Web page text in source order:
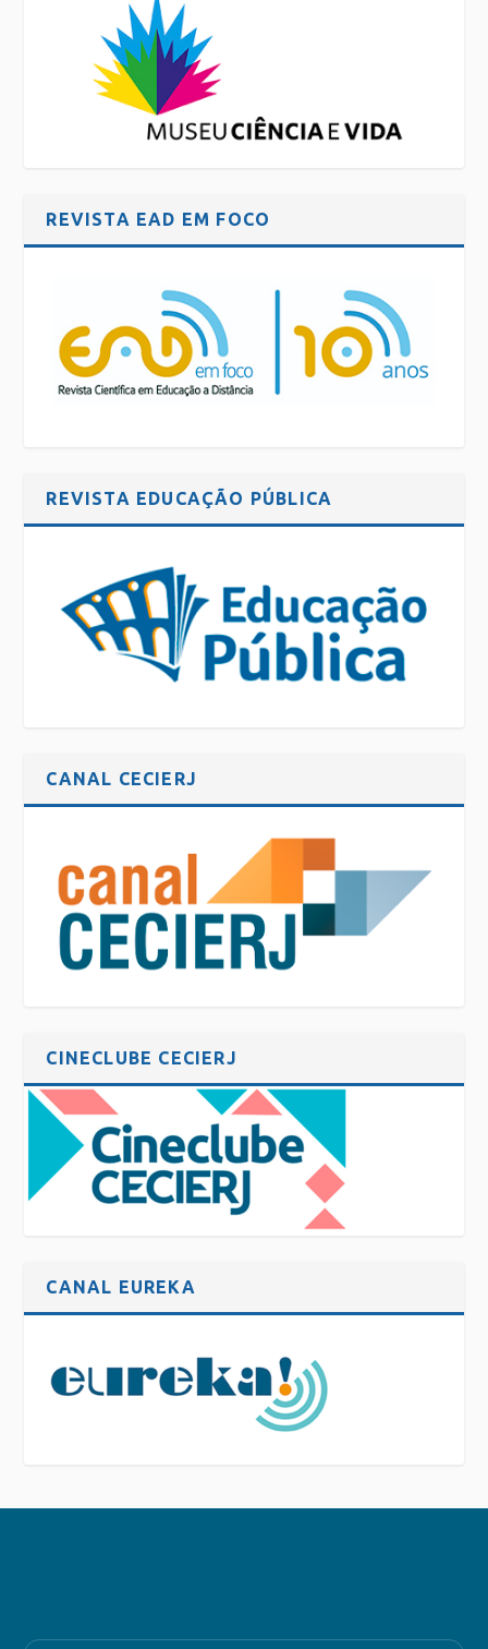
REVISTA EAD EM FOCO
REVISTA EDUCAÇÃO PÚBLICA
CANAL CECIERJ
CINECLUBE CECIERJ
CANAL EUREKA